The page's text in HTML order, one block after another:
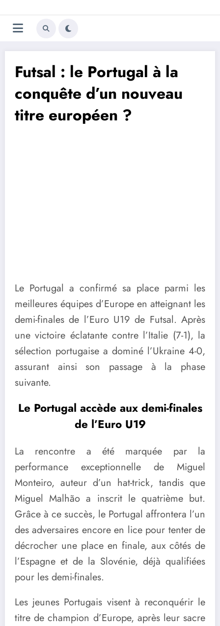
au
contenu
Trivela
L'actualité du football
Futsal : le Portugal à la
conquête d’un nouveau
titre européen ?
Le Portugal a confirmé sa place parmi les
meilleures équipes d’Europe en atteignant les
demi-finales de l’Euro U19 de Futsal. Après
une victoire éclatante contre l’Italie (7-1), la
sélection portugaise a dominé l’Ukraine 4-0,
assurant ainsi son passage à la phase
suivante.
Le Portugal accède aux demi-finales
de l’Euro U19
La rencontre a été marquée par la
performance exceptionnelle de Miguel
Monteiro, auteur d’un hat-trick, tandis que
Miguel Malhão a inscrit le quatrième but.
Grâce à ce succès, le Portugal affrontera l’un
des adversaires encore en lice pour tenter de
décrocher une place en finale, aux côtés de
l’Espagne et de la Slovénie, déjà qualifiées
pour les demi-finales.
Les jeunes Portugais visent à reconquérir le
titre de champion d’Europe, après leur sacre